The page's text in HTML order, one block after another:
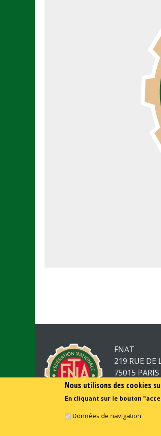
FNAT
219 RUE DE
75015 PARIS
Nous utilisons des cookies
En cliquant sur le bouton
Données de navigation